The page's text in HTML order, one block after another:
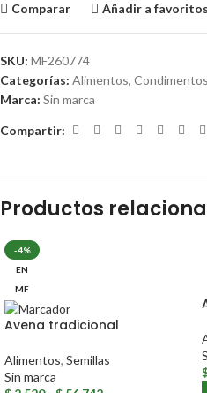
Comparar Añadir a favoritos
SKU: MF260774
Categorías: Alimentos, Condimentos
Marca: Sin marca
Compartir:
Productos
-4%
EN
MF
Avena tradicional
Alimentos, Semillas
Sin marca